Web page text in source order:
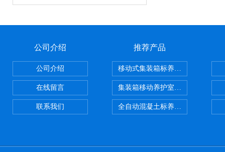
公司介绍
公司介绍
在线留言
联系我们
推荐产品
移动式集装箱标养室 养护室设备
集装箱移动养护室 标养室
全自动混凝土标养室恒温恒湿设备